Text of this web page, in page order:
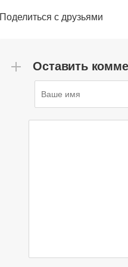
Поделиться с друзьями
Оставить